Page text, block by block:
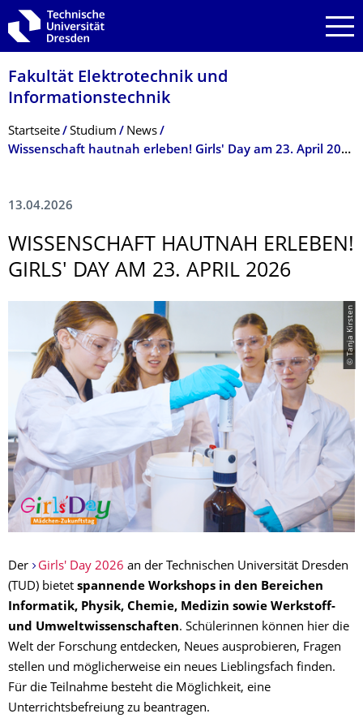
Zur Hauptnavigation springen
Zur Suche springen
Zum Inhalt springen
Fakultät Elektrotechnik und
Informationstech­nik
Breadcrumb-Menü
Startseite Studium
News
Wissenschaft hautnah erleben! Girls' Day am 23. April 2026
13.04.2026
WISSENSCHAFT HAUTNAH ERLEBEN!
GIRLS' DAY AM 23. APRIL 2026
© Tanja Kirsten
Der Girls' Day 2026 an der Technischen Universität Dresden
(TUD) bietet spannende Workshops in den Bereichen
Informatik, Physik, Chemie, Medizin sowie Werkstoff-
und Umweltwissenschaften. Schülerinnen können hier die
Welt der Forschung entdecken, Neues ausprobieren, Fragen
stellen und möglicherweise ein neues Lieblingsfach finden.
Für die Teilnahme besteht die Möglichkeit, eine
Unterrichtsbefreiung zu beantragen.